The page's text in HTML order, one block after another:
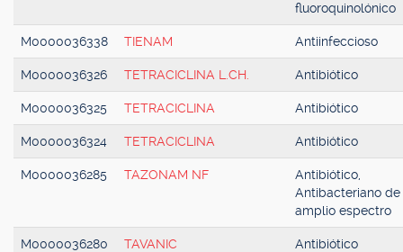
fluoroquinolónico
M0000036338 TIENAM Antiinfeccioso
M0000036326 TETRACICLINA L.CH. Antibiótico
M0000036325 TETRACICLINA Antibiótico
M0000036324 TETRACICLINA Antibiótico
M0000036285 TAZONAM NF
Antibiótico,
Antibacteriano de
amplio espectro
M0000036280 TAVANIC
Antibiótico